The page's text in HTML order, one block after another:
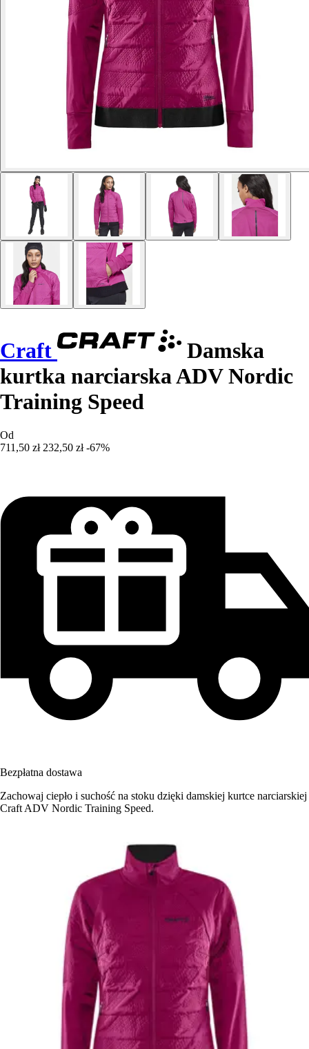
Craft
Damska
kurtka narciarska ADV Nordic
Training Speed
Od
711,50 zł 232,50 zł -67%
Bezpłatna dostawa
Zachowaj ciepło i suchość na stoku dzięki damskiej kurtce narciarskiej
Craft ADV Nordic Training Speed.